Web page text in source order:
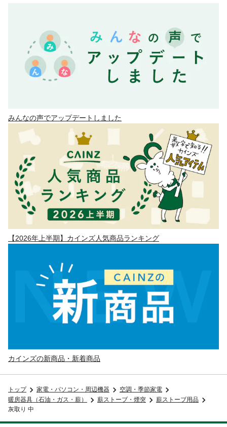
みんなの声でアップデートしました
【2026年上半期】カインズ人気商品ランキング
カインズの新商品・新着商品
トップ 家電・パソコン・周辺機器
空調・季節家電
暖房器具（石油・ガス・薪）
薪ストーブ・煙突
薪ストーブ用品
灰取り 中